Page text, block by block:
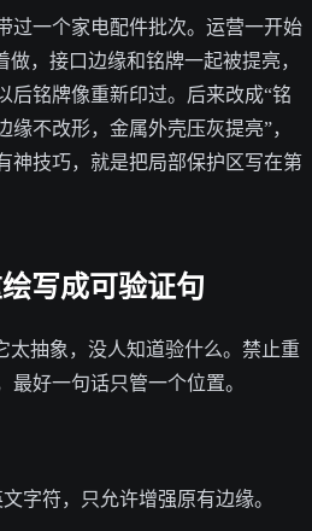
过一个家电配件批次。运营一开始
做，接口边缘和铭牌一起被提亮，
后铭牌像重新印过。后来改成“铭
不改形，金属外壳压灰提亮”，
神技巧，就是把局部保护区写在第
写成可验证句
太抽象，没人知道验什么。禁止重
好一句话只管一个位置。
字符，只允许增强原有边缘。